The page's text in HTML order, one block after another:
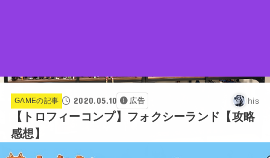
GAMEの記事 2020.05.10 広告 his
【トロフィーコンプ】フォクシーランド【攻略
感想】